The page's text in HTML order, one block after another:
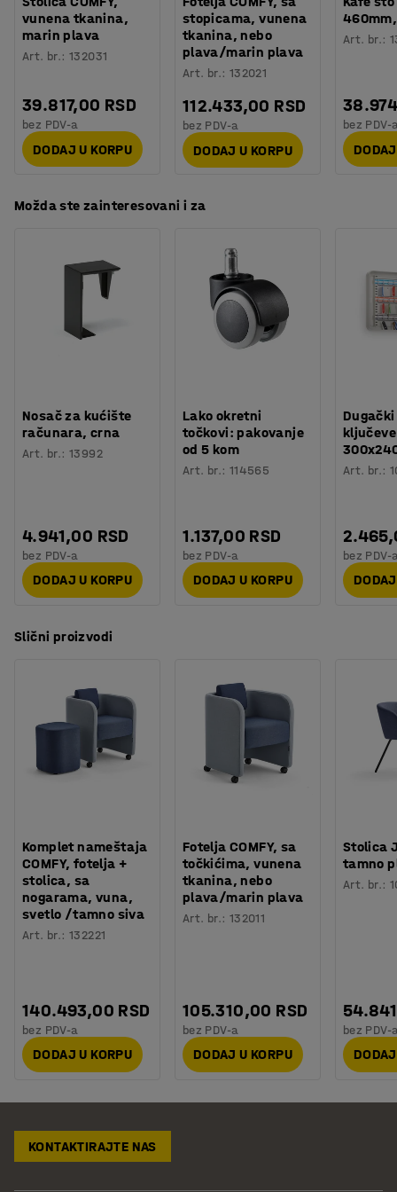
trajnom vunenom tkaninom koja ispunjava zahteve
kompanije Mobelfakta (švedski sistem referenciranja i
etiketiranja nameštaja).
Testiranje: EN 16139
vunena tkanina,
marin plava
Art. br.:132031
39.817,00 RSD
bez PDV-a
DODAJ U KORPU
stopicama, vunena
tkanina, nebo
plava/marin plava
Art. br.: 132021
112.433,00 RSD
bez PDV-a
DODAJ U KORPU
Art. br.:
bez PDV-
Možda ste zainteresovani i za
Nosač za kućište
računara, crna
Art. br.:13992
4.941,00 RSD
bez PDV-a
DODAJ U KORPU
Lako okretni
točkovi: pakovanje
od 5 kom
Art. br.: 114565
1.137,00 RSD
bez PDV-a
DODAJ U KORPU
Art. br.:
bez PDV-
Slični proizvodi
Komplet nameštaja
COMFY, fotelja +
stolica, sa
nogarama, vuna,
svetlo /tamno siva
Art. br.:132221
140.493,00 RSD
bez PDV-a
DODAJ U KORPU
Fotelja COMFY, sa
točkićima, vunena
tkanina, nebo
plava/marin plava
Art. br.: 132011
105.310,00 RSD
bez PDV-a
DODAJ U KORPU
Stolica
tamno
Art. br.:
bez PDV-
KONTAKTIRAJTE NAS